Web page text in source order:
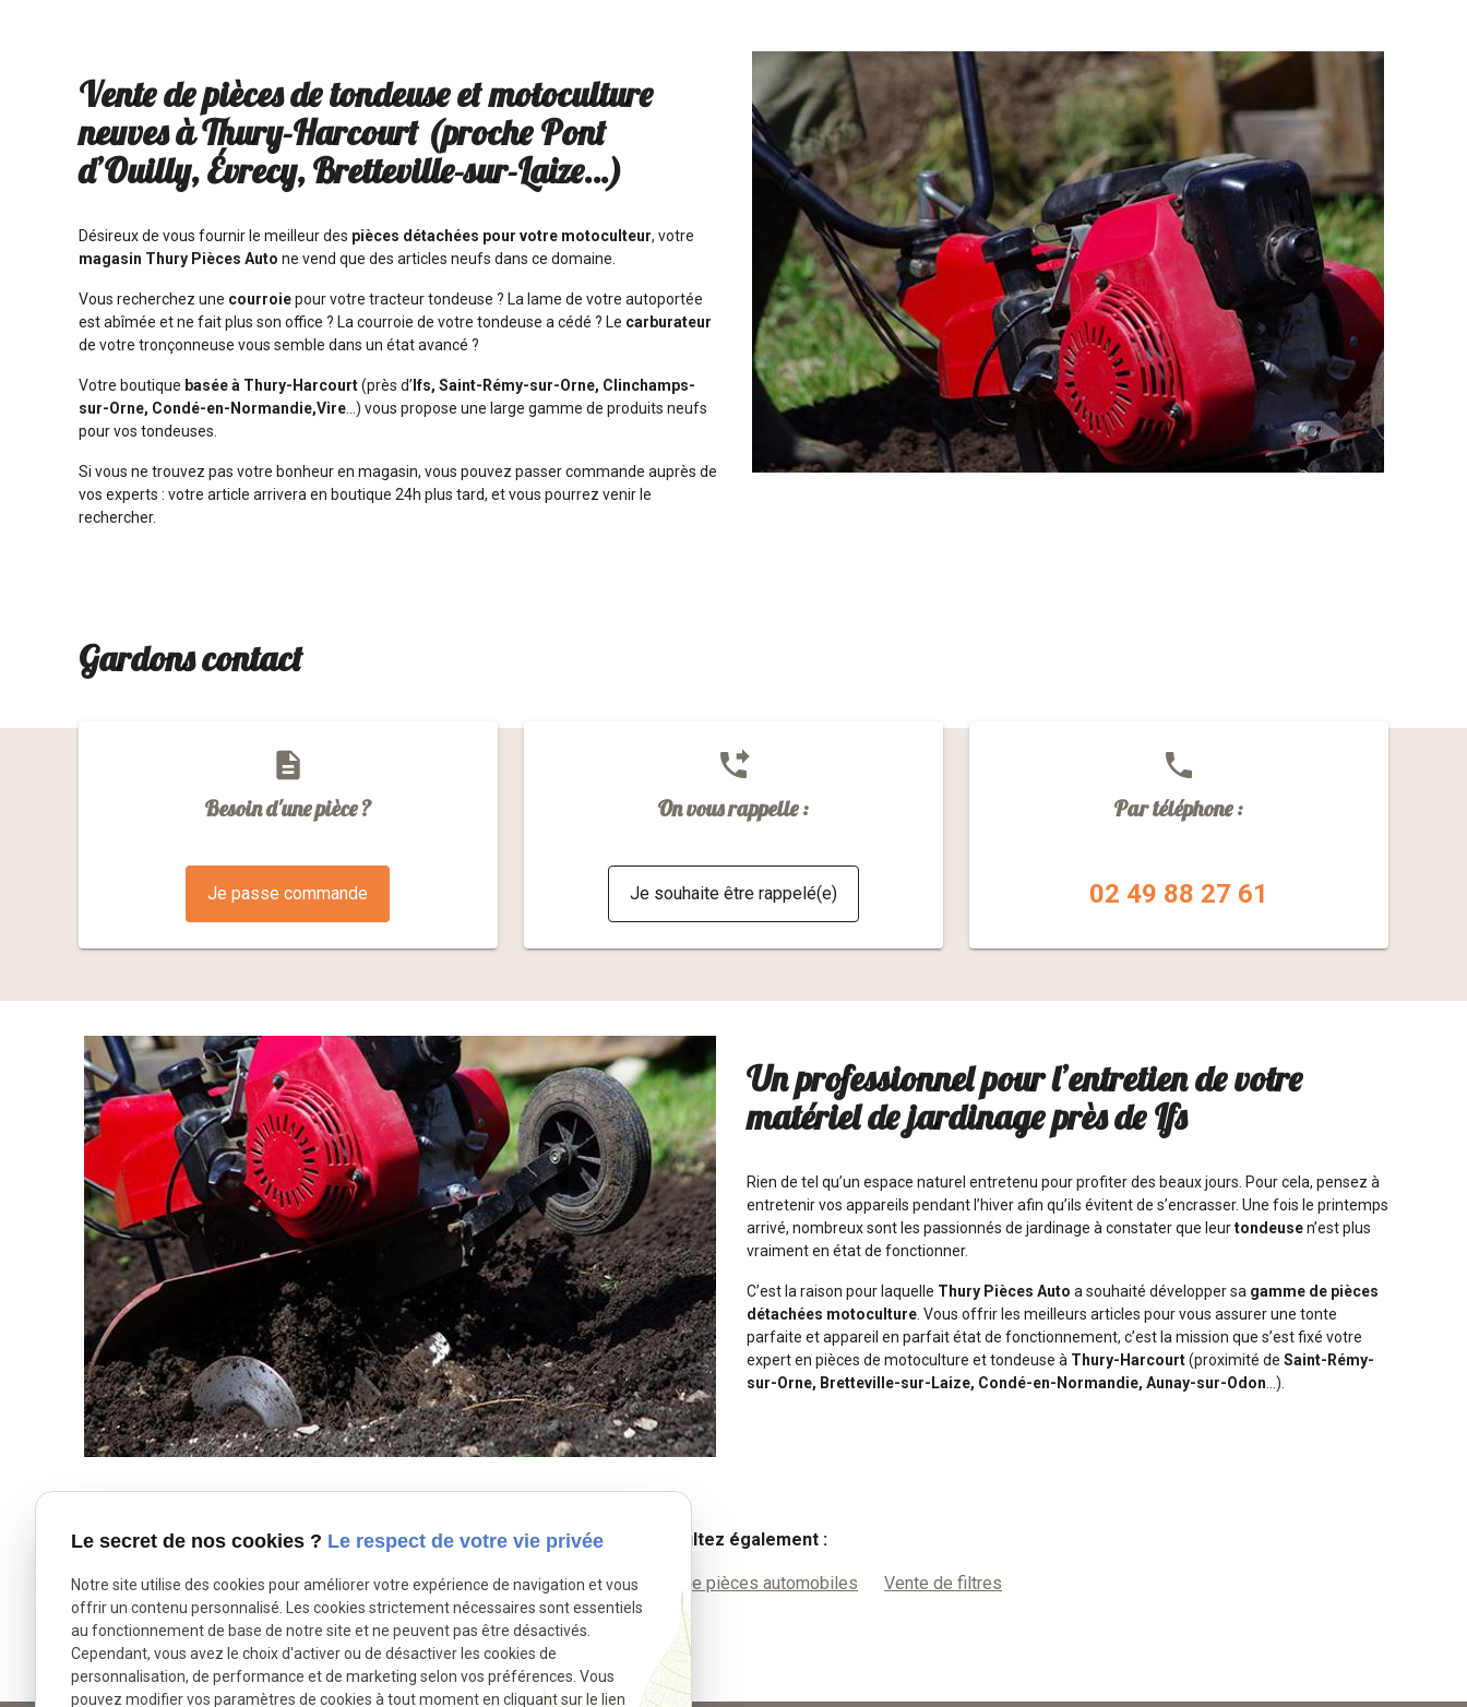
Vente de pièces de tondeuse et motoculture
neuves à Thury-Harcourt (proche Pont
d’Ouilly, Évrecy, Bretteville-sur-Laize…)
Désireux de vous fournir le meilleur des pièces détachées pour votre motoculteur, votre
magasin Thury Pièces Auto ne vend que des articles neufs dans ce domaine.
Vous recherchez une courroiepour votre tracteur tondeuse ? La lame de votre autoportée
est abîmée et ne fait plus son office ? La courroie de votre tondeuse a cédé ? Le carburateur
de votre tronçonneuse vous semble dans un état avancé ?
Votre boutique basée à Thury-Harcourt(près d’ Ifs, Saint-Rémy-sur-Orne, Clinchamps-
sur-Orne, Condé-en-Normandie,Vire …) vous propose une large gamme de produits neufs
pour vos tondeuses.
Si vous ne trouvez pas votre bonheur en magasin, vous pouvez passer commande auprès de
vos experts : votre article arrivera en boutique 24h plus tard, et vous pourrez venir le
rechercher.
Gardons contact
description
Besoin d'une pièce ?
Je passe commande
phone_forwarded
On vous rappelle :
Je souhaite être rappelé(e)
phone
Par téléphone :
02 49 88 27 61
Un professionnel pour l’entretien de votre
matériel de jardinage près de Ifs
Rien de tel qu’un espace naturel entretenu pour profiter des beaux jours. Pour cela, pensez à
entretenir vos appareils pendant l’hiver afin qu’ils évitent de s’encrasser. Une fois le printemps
arrivé, nombreux sont les passionnés de jardinage à constater que leurtondeusen’est plus
vraiment en état de fonctionner.
C’est la raison pour laquelle Thury Pièces Auto a souhaité développer sa gamme de pièces
détachées motoculture . Vous offrir les meilleurs articles pour vous assurer une tonte
parfaite et appareil en parfait état de fonctionnement, c’est la mission que s’est fixé votre
expert en pièces de motoculture et tondeuse à Thury-Harcourt(proximité de Saint-Rémy-
sur-Orne, Bretteville-sur-Laize, Condé-en-Normandie, Aunay-sur-Odon …).
Consultez également :
Vente de batteries Vente de pièces automobiles Vente de filtres
Le secret de nos cookies ? Le respect de votre vie privée
Notre site utilise des cookies pour améliorer votre expérience de navigation et vous
offrir un contenu personnalisé. Les cookies strictement nécessaires sont essentiels
au fonctionnement de base de notre site et ne peuvent pas être désactivés.
Cependant, vous avez le choix d'activer ou de désactiver les cookies de
personnalisation, de performance et de marketing selon vos préférences. Vous
pouvez modifier vos paramètres de cookies à tout moment en cliquant sur le lien